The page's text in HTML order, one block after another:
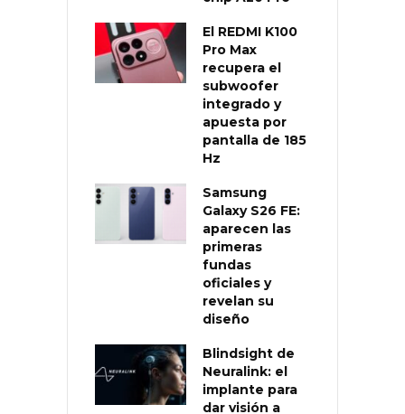
El REDMI K100
Pro Max
recupera el
subwoofer
integrado y
apuesta por
pantalla de 185
Hz
Samsung
Galaxy S26 FE:
aparecen las
primeras
fundas
oficiales y
revelan su
diseño
Blindsight de
Neuralink: el
implante para
dar visión a